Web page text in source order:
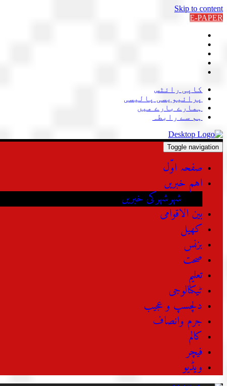
Skip to content
E-PAPER
کاپی رائٹس
پرائیویسی پالیسی
ہمارے بارے میں
ہم سے رابطہ
Toggle navigation
صفحہ اوّل
اہم خبریں
شہرشہرکی خبریں
بین الاقوامی
کھیل
بزنس
صحت
تعلیم
ٹیکنالوجی
دلچسپ و عجیب
جرم وانصاف
کالم
فیچر
ویڈیو